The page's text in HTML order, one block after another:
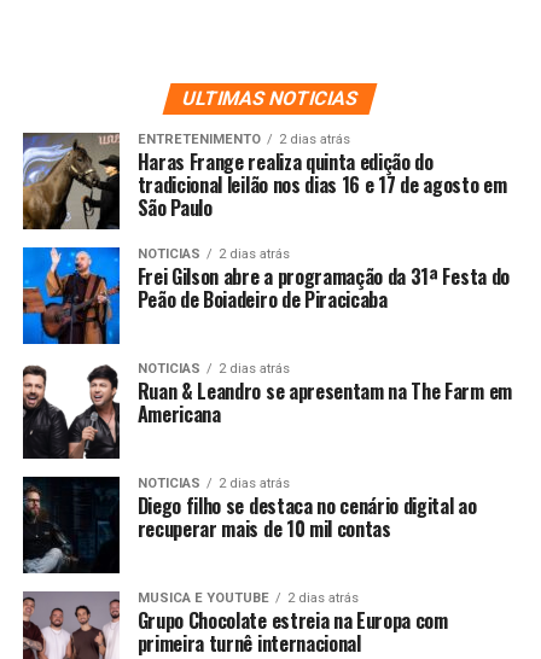
ULTIMAS NOTICIAS
ENTRETENIMENTO 2 dias atrás
Haras Frange realiza quinta edição do
tradicional leilão nos dias 16 e 17 de agosto em
São Paulo
NOTICIAS 2 dias atrás
Frei Gilson abre a programação da 31ª Festa do
Peão de Boiadeiro de Piracicaba
NOTICIAS 2 dias atrás
Ruan & Leandro se apresentam na The Farm em
Americana
NOTICIAS 2 dias atrás
Diego filho se destaca no cenário digital ao
recuperar mais de 10 mil contas
MUSICA E YOUTUBE 2 dias atrás
Grupo Chocolate estreia na Europa com
primeira turnê internacional